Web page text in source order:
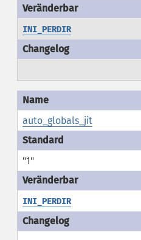
INI_PERDIR
auto_globals_jit
"1"
INI_PERDIR